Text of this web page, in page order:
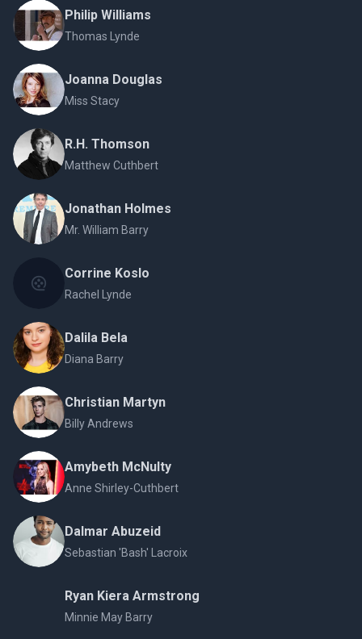
Philip Williams
Thomas Lynde
Joanna Douglas
Miss Stacy
R.H. Thomson
Matthew Cuthbert
Jonathan Holmes
Mr. William Barry
Corrine Koslo
Rachel Lynde
Dalila Bela
Diana Barry
Christian Martyn
Billy Andrews
Amybeth McNulty
Anne Shirley-Cuthbert
Dalmar Abuzeid
Sebastian 'Bash' Lacroix
Ryan Kiera Armstrong
Minnie May Barry